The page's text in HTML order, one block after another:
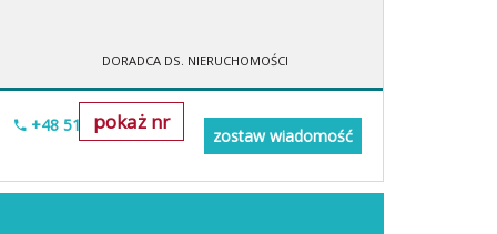
DORADCA DS. NIERUCHOMOŚCI
pokaż nr
+48 518-706-552
zostaw wiadomość